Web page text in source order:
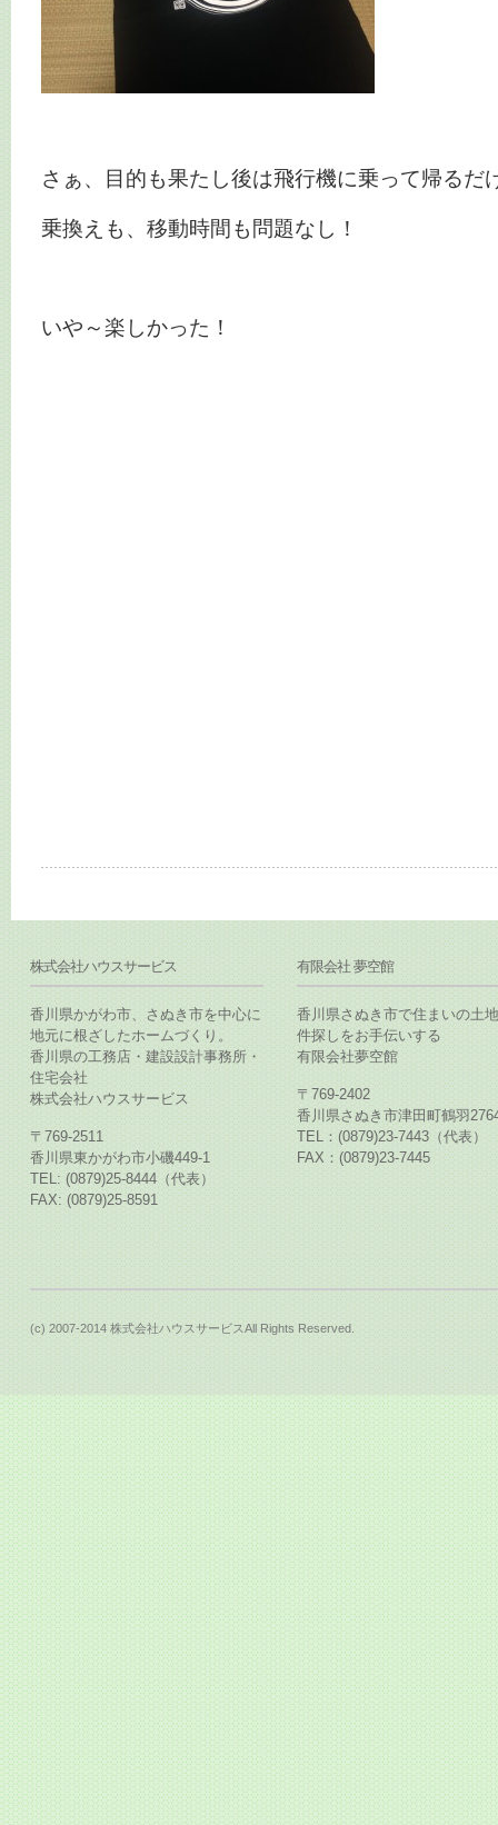
さぁ、目的も果たし後は飛行機に乗って帰るだ
乗換えも、移動時間も問題なし！
いや～楽しかった！
株式会社ハウスサービス
香川県かがわ市、さぬき市を中心に
地元に根ざしたホームづくり。
香川県の工務店・建設設計事務所・
住宅会社
株式会社ハウスサービス
〒769-2511
香川県東かがわ市小磯449-1
TEL: (0879)25-8444（代表）
FAX: (0879)25-8591
有限会社 夢空館
香川県さぬき市で住まいの土
件探しをお手伝いする
有限会社夢空館
〒769-2402
香川県さぬき市津田町鶴羽
TEL：(0879)23-7443（代表）
FAX：(0879)23-7445
(c) 2007-2014 株式会社ハウスサービスAll Rights Reserved.